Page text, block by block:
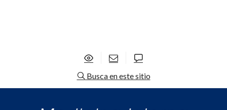
Busca en este sitio